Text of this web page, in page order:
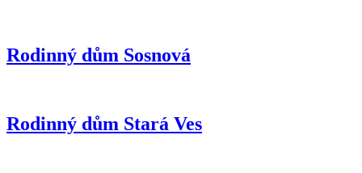
Rodinný dům Sosnová
Rodinný dům Stará Ves